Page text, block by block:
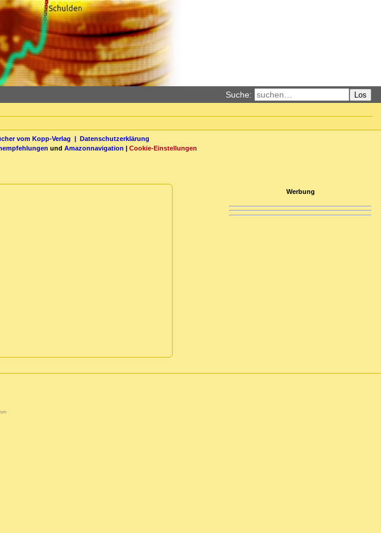
Suche: Los
vom Kopp-Verlag | Datenschutzerklärung
und Amazonnavigation | Cookie-Einstellungen
Werbung